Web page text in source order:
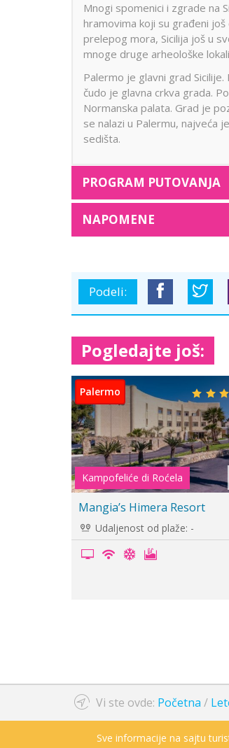
Mnogi spomenici i zgrade na
hramovima koji su građeni
prelepog mora, Sicilija još u
mnoge druge arheološke
Palermo je glavni grad
čudo je glavna crkva grada.
Normanska palata. Grad je
se nalazi u Palermu, najveća
sedišta.
PROGRAM PUTOVANJA
NAPOMENE
Podeli:
Pogledajte još:
Mazzaro Taormina
Villa Bianca Resort
Udaljenost od plaže: 300m
Vi ste ovde: Početna /
Sve informacije na sajtu